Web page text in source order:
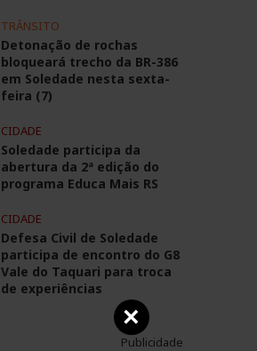
TRÂNSITO
Detonação de rochas
bloqueará trecho da BR-386
em Soledade nesta sexta-
feira (7)
CIDADE
Soledade participa da
abertura da 2ª edição do
programa Educa Mais RS
CIDADE
Defesa Civil de Soledade
participa de encontro do G8
Vale do Taquari para troca
de experiências
Publicidade
×